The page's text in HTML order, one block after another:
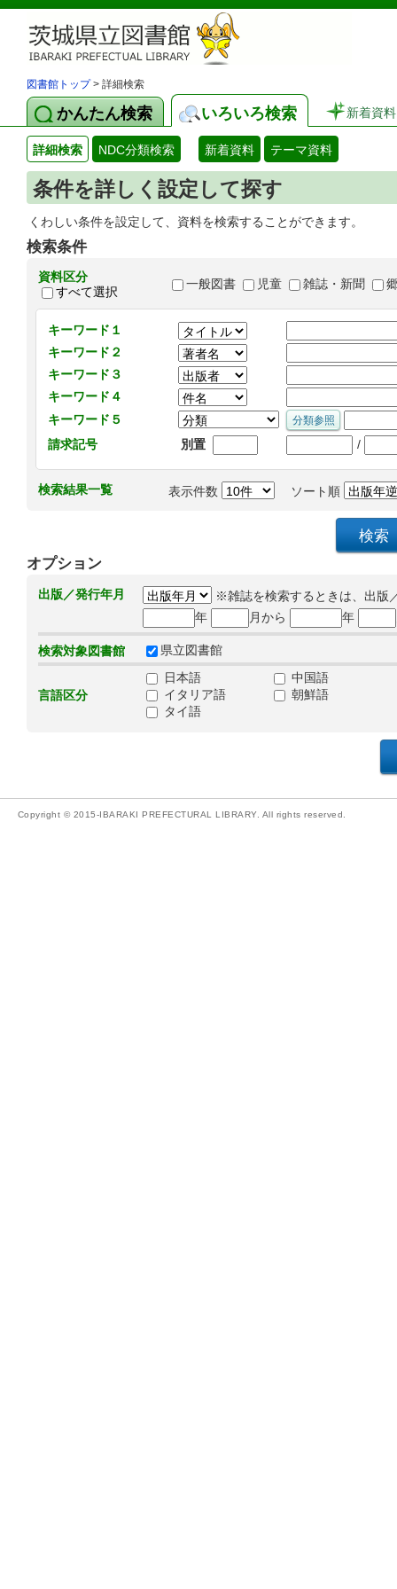
図書館トップ> 詳細検索
かんたん検索 いろいろ検索 新着資料
詳細検索 NDC分類検索 新着資料 テーマ資料
条件を詳しく設定して探す
くわしい条件を設定して、資料を検索することができます。
検索条件
資料区分
すべて選択
一般図書 児童 雑誌・新聞
キーワード１
キーワード２
キーワード３
キーワード４
キーワード５
請求記号
別置 /
検索結果一覧 表示件数 ソート順
オプション
出版／発行年月
※雑誌を検索するときは、出版
年
月から 年
検索対象図書館 県立図書館
言語区分
日本語
中国語
イタリア語
朝鮮語
タイ語
Copyright © 2015-IBARAKI PREFECTURAL LIBRARY. All rights reserved.